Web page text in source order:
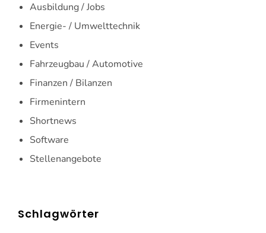
Ausbildung / Jobs
Energie- / Umwelttechnik
Events
Fahrzeugbau / Automotive
Finanzen / Bilanzen
Firmenintern
Shortnews
Software
Stellenangebote
Schlagwörter